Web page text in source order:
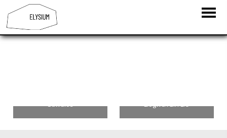
Stiwdios
Llogwch Ein Lle